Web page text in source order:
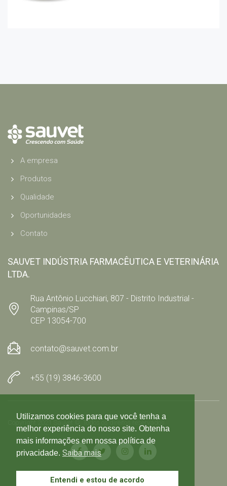
A empresa
Produtos
Qualidade
Oportunidades
Contato
SAUVET INDÚSTRIA FARMACÊUTICA E VETERINÁRIA
LTDA.
Rua Antônio Lucchiari, 807 - Distrito Industrial -
Campinas/SP
CEP 13054-700
contato@sauvet.com.br
+55 (19) 3846-3600
Copyright 2021 Sauvet © Todos os direitos reservados
Política de privacidade
Utilizamos cookies para que você tenha a
melhor experiência do nosso site. Obtenha
mais informações em nossa política de
privacidade. Saiba mais
Entendi e estou de acordo